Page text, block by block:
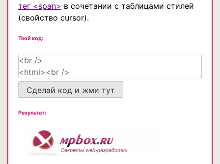
тег <span> в сочетании с таблицами стилей
(свойство cursor).
Твой код:
Сделай код и жми тут
Результат: